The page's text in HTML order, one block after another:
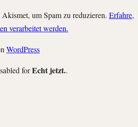
um Spam zu reduzieren. Erfahre,
verarbeitet werden.
WordPress
forEcht jetzt..